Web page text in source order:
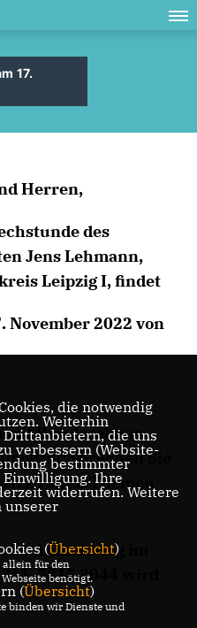
17.
Herren,
des
Jens Lehmann,
Leipzig I, findet
November 2022 von
auf Bundesebene
Sprechen Sie
zu allen Themen
Anmeldung im
5815 3044 wird
die notwendig
Weiterhin
die uns
verbessern (Website-
bestimmter
Ihre
widerrufen. Weitere
unserer
(Übersicht)
allein für den
benötigt.
(Übersicht)
binden wir Dienste und